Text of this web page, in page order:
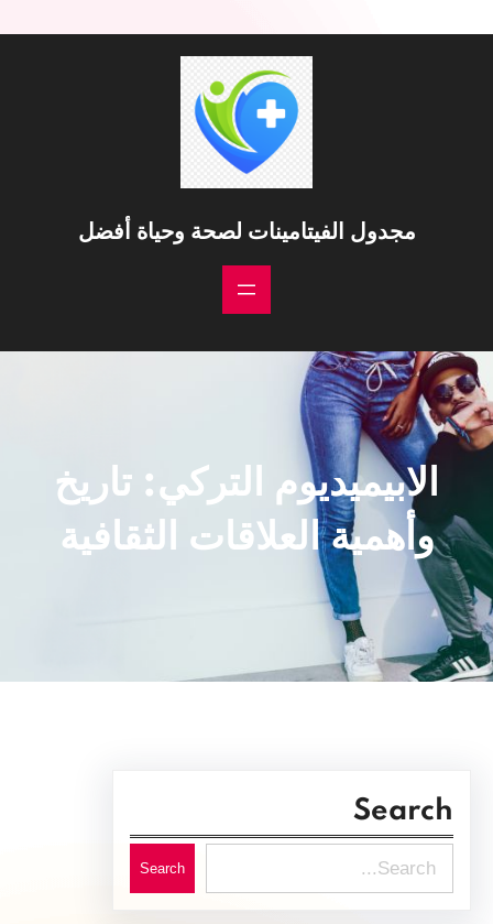
مجدول الفيتامينات لصحة وحياة أفضل
الابيميديوم التركي: تاريخ
وأهمية العلاقات الثقافية
Search
e
Search